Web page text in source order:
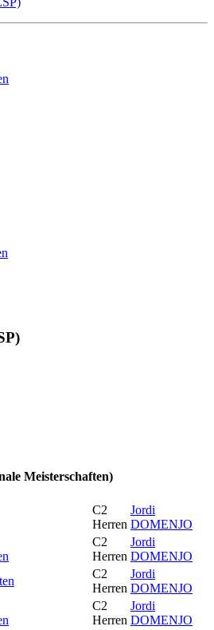
Meisterschaften)
C2
Herren
Jordi
DOMENJO
C2
Herren
Jordi
DOMENJO
C2
Herren
Jordi
DOMENJO
C2
Herren
Jordi
DOMENJO